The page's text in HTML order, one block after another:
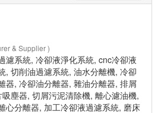
& Supplier )
濾系統, 冷卻液淨化系統, cnc冷卻液
, 切削油過濾系統, 油水分離機, 冷卻
器, 冷卻油分離器, 雜油分離器, 排屑
塵器, 切屑污泥清除機, 離心濾油機,
心分離器, 加工冷卻液過濾系統, 磨床